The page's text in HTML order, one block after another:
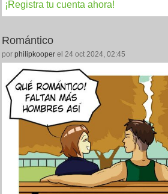
¡Registra tu cuenta ahora!
Romántico
por philipkooper el 24 oct 2024, 02:45